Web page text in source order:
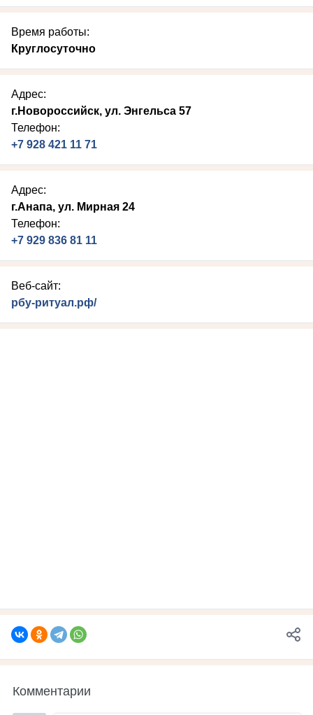
Время работы:
Круглосуточно
Адрес:
г.Новороссийск, ул. Энгельса 57
Телефон:
+7 928 421 11 71
Адрес:
г.Анапа, ул. Мирная 24
Телефон:
+7 929 836 81 11
Веб-сайт:
рбу-ритуал.рф/
Комментарии